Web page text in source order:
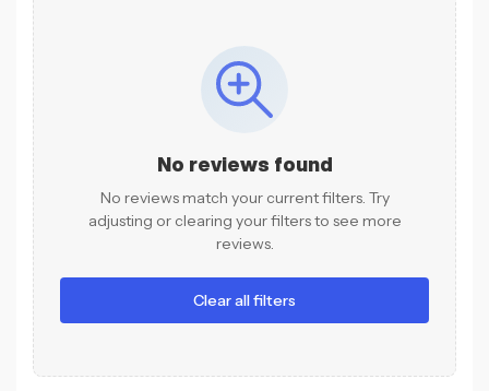
No reviews found
No reviews match your current filters. Try
adjusting or clearing your filters to see more
reviews.
Clear all filters